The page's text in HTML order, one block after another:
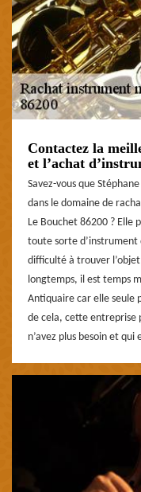
Contactez la
et l’achat
Savez-vous que
dans le domaine de
Le Bouchet 86200 ? Elle
toute sorte d’instrument
difficulté à trouver
longtemps, il est temps
Antiquaire car elle seule
de cela, cette entreprise
n’avez plus besoin et qui